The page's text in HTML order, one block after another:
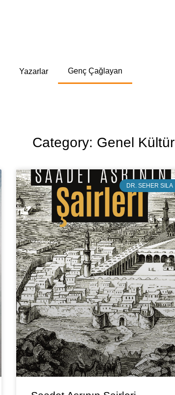
Yazarlar Genç Çağlayan
Category: Genel Kültür
DR. SEHER SILA